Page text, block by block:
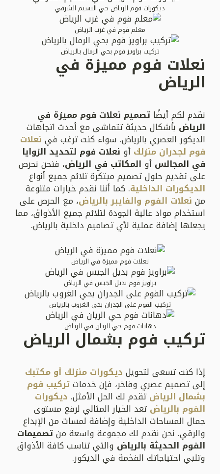
ديكورات فوم الرياض حي النسيم الشرقي
معلم فوم في غرب الرياض
تركيب براويز فوم بحي الرمال بالرياض
نعلات فوم مميزة في
الرياض
نقدم لكم أيضًا تصميم نعلات فوم مميزة في
الرياض بأشكال حديثة تتماشى مع أحدث اتجاهات
الديكور العصري بالرياض. سواء كنت ترغب في نعلات
فوم لجدران منزلك أو نعلات فوم لتحديد الزوايا
في المجالس أو المكاتب في الرياض، فنحن نحرص
على تقديم حلول تصميم مبتكرة تلائم جميع أنواع
الديكورات الداخلية. كما أننا نقدم خيارات متنوعة
من نعلات الفوم والفايبر بالرياض، مع الحرص على
استخدام مواد عالية الجودة لتلائم جميع الأذواق، مما
يجعلها إضافة عملية لأي تصاميم داخلية بالرياض.
نعلات فوم مميزة في الرياض
براويز فوم بديل الجبس في الرياض
تركيب الفوم على الجدران بحي الغروب بالرياض
دهانات فوم حي الريان في الرياض
تركيب فوم بشمال الرياض
إذا كنت تسعى لتحويل ديكورات منزلك أو مكتبك
إلى تصميم عصري وفاخر، فإن خدماتتركيب فوم
بشمال الرياض تقدم لك الحل الأمثل. ديكورات
الفوم بالرياض تعد الخيار المثالي لرفع مستوى
جمال المساحات الداخلية وإضافة لمسات من الإبداع
والرقي. نحن نقدم لك مجموعة واسعة منتصميمات
الفوم الحديثة بالرياض والتي تناسب كافة الأذواق
وتلبي احتياجاتك الفخمة في الديكور.